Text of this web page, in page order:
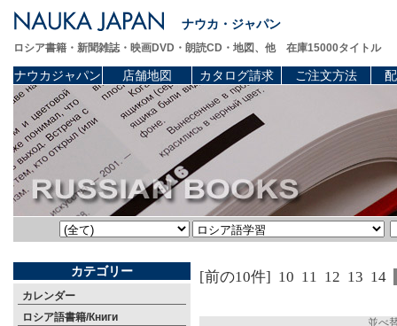
ナウカ・ジャパン
ロシア書籍・新聞雑誌・映画DVD・朗読CD・地図、他 在庫15000タイトル
ナウカジャパン 店舗地図 カタログ請求 ご注文方法
カテゴリー
カレンダー
ロシア語書籍/Книги
[前の10件] 10 11 12 13 14
並べ